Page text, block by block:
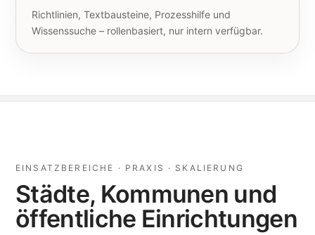
Richtlinien, Textbausteine, Prozesshilfe und
Wissenssuche – rollenbasiert, nur intern verfügbar.
EINSATZBEREICHE · PRAXIS · SKALIERUNG
Städte, Kommunen und
öffentliche Einrichtungen